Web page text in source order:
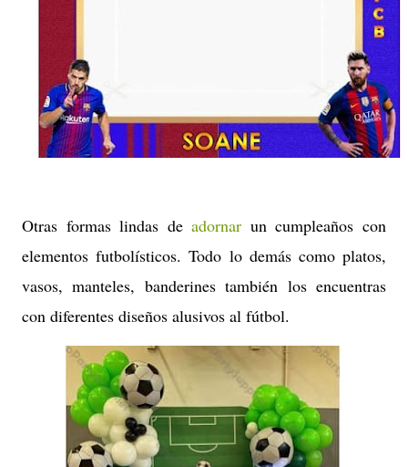
Otras formas lindas deadornar un cumpleaños con
elementos futbolísticos. Todo lo demás como platos,
vasos, manteles, banderines también los encuentras
con diferentes diseños alusivos al fútbol.